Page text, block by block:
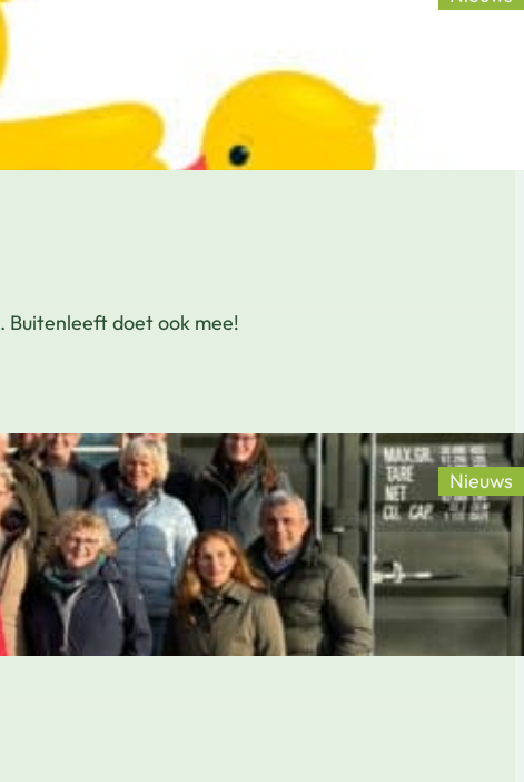
Buitenleeft doet ook mee!
Nieuws